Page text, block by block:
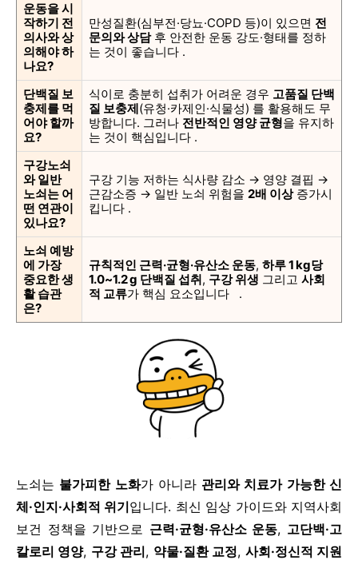
운동을 시
작하기 전
의사와 상
의해야 하
나요?
만성질환(심부전·당뇨·COPD 등)이 있으면 전
문의와 상담후 안전한 운동 강도·형태를 정하
는 것이 좋습니다 .
단백질 보
충제를 먹
어야 할까
요?
식이로 충분히 섭취가 어려운 경우 고품질 단백
질 보충제(유청·카제인·식물성) 를 활용해도 무
방합니다. 그러나 전반적인 영양 균형을 유지하
는 것이 핵심입니다 .
구강노쇠
와 일반
노쇠는 어
떤 연관이
있나요?
구강 기능 저하는 식사량 감소 → 영양 결핍 →
근감소증 → 일반 노쇠 위험을 2배 이상증가시
킵니다 .
노쇠 예방
에 가장
중요한 생
활 습관
은?
규칙적인 근력·균형·유산소 운동, 하루 1 kg당
1.0~1.2 g 단백질 섭취, 구강 위생 그리고 사회
적 교류가 핵심 요소입니다 .
노쇠는 불가피한 노화가 아니라 관리와 치료가 가능한 신
체·인지·사회적 위기입니다. 최신 임상 가이드와 지역사회
보건 정책을 기반으로 근력·균형·유산소 운동, 고단백·고
칼로리 영양, 구강 관리, 약물·질환 교정, 사회·정신적 지원